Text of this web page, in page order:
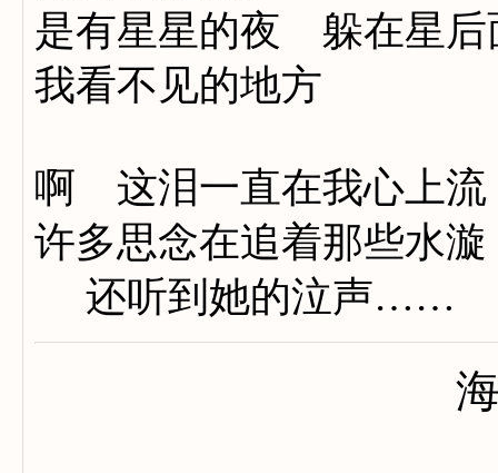
是有星星的夜 躲在星
我看不见的地方
啊 这泪一直在我心上
许多思念在追着那些水
还听到她的泣声……